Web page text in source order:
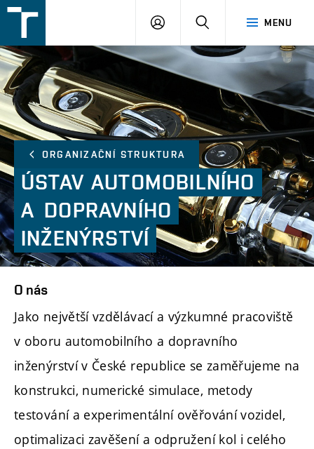
v
Brně
MENU
PŘIHLÁŠENÍ
ORGANIZAČNÍ STRUKTURA
ÚSTAV AUTOMOBILNÍHO
A DOPRAVNÍHO
INŽENÝRSTVÍ
O nás
Jako největší vzdělávací a výzkumné pracoviště
v oboru automobilního a dopravního
inženýrství v České republice se zaměřujeme na
konstrukci, numerické simulace, metody
testování a experimentální ověřování vozidel,
optimalizaci zavěšení a odpružení kol i celého